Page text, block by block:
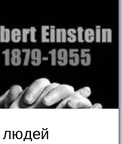
людей